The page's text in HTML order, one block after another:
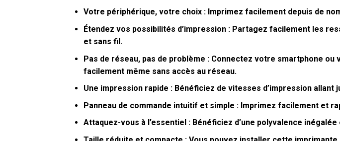
Votre périphérique, votre choix :Imprimez facilement depuis de
Étendez vos possibilités d’impression :Partagez facilement les
et sans fil.
Pas de réseau, pas de problème :Connectez votre smartphone ou
facilement même sans accès au réseau.
Une impression rapide :Bénéficiez de vitesses d’impression allant
Panneau de commande intuitif et simple :Imprimez facilement et
Attaquez-vous à l’essentiel :Bénéficiez d’une polyvalence